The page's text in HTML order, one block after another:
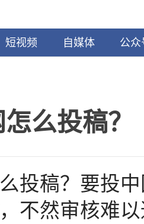
短视频 自媒体 公众
么投稿？
投稿？要投
不然审核难